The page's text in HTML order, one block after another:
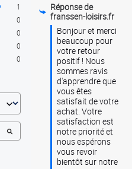
1
0
0
0
0
Réponse de
franssen-loisirs.fr
Bonjour et merci
beaucoup pour
votre retour
positif ! Nous
sommes ravis
d'apprendre que
vous êtes
satisfait de votre
achat. Votre
satisfaction est
notre priorité et
nous espérons
vous revoir
bientôt sur notre